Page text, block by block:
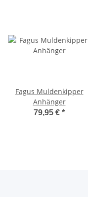
Fagus Muldenkipper
Anhänger
79,95 € *